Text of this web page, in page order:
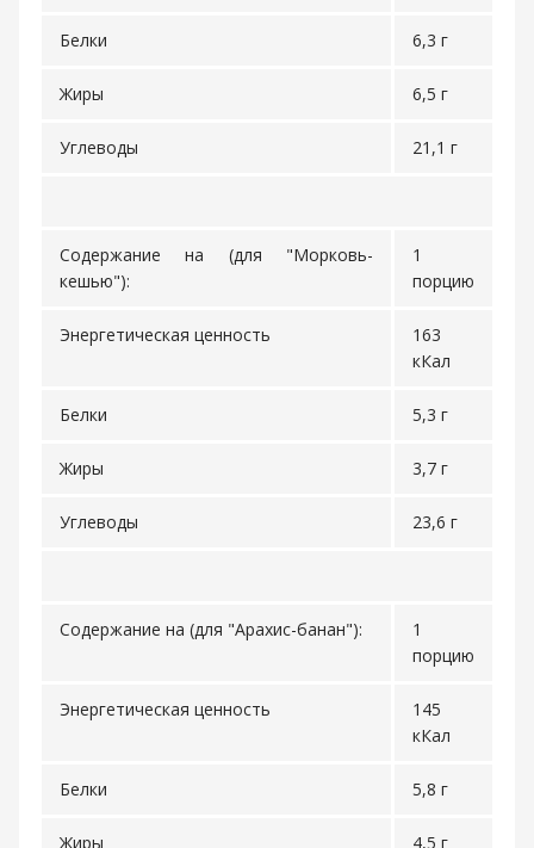
Белки 6,3 г
Жиры 6,5 г
Углеводы 21,1 г
Содержание на (для "Морковь-
кешью"):
1
порцию
Энергетическая ценность
163
кКал
Белки 5,3 г
Жиры 3,7 г
Углеводы 23,6 г
Содержание на (для "Арахис-банан"):
1
порцию
Энергетическая ценность
145
кКал
Белки 5,8 г
Жиры 4,5 г